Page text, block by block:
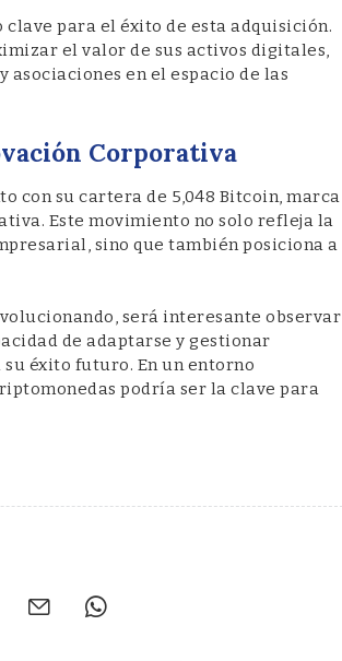
para el éxito de esta adquisición.
el valor de sus activos digitales,
en el espacio de las
Corporativa
con su cartera de 5,048 Bitcoin, marca
Este movimiento no solo refleja la
sino que también posiciona a
será interesante observar
de adaptarse y gestionar
éxito futuro. En un entorno
podría ser la clave para